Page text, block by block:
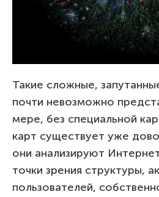
Такие сложные,
почти невозможно
мере, без специальной
карт существует уже
они анализируют
точки зрения структуры,
пользователей,